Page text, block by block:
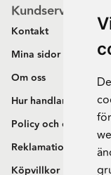
Kundservice
Kontakt
Mina sidor
Om oss
Hur handlar jag?
Policy och cookies
Reklamation och
Köpvillkor